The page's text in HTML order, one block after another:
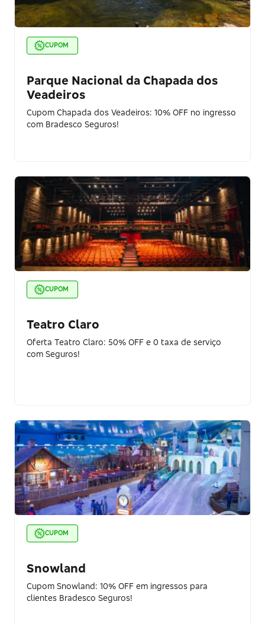
CUPOM
Parque Nacional da Chapada dos
Veadeiros
Cupom Chapada dos Veadeiros: 10% OFF no ingresso
com Bradesco Seguros!
CUPOM
Teatro Claro
Oferta Teatro Claro: 50% OFF e 0 taxa de serviço
com Seguros!
CUPOM
Snowland
Cupom Snowland: 10% OFF em ingressos para
clientes Bradesco Seguros!